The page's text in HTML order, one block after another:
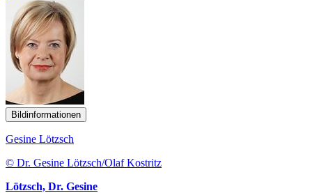
Bildinformationen
Gesine Lötzsch
© Dr. Gesine Lötzsch/Olaf Kostritz
Lötzsch, Dr. Gesine